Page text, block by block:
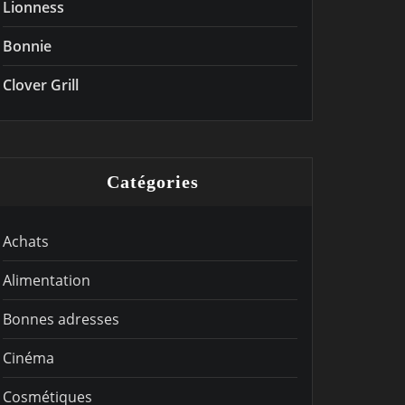
Lionness
Bonnie
Clover Grill
Catégories
Achats
Alimentation
Bonnes adresses
Cinéma
Cosmétiques